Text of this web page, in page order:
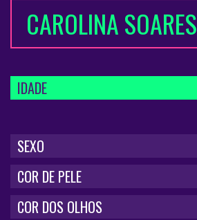
CAROLINA SOARES
IDADE
SEXO
COR DE PELE
COR DOS OLHOS